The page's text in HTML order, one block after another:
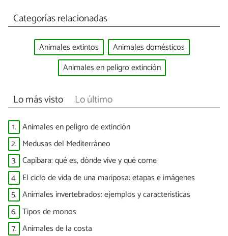
Categorías relacionadas
Animales extintos
Animales domésticos
Animales en peligro extinción
Lo más visto Lo último
1. Animales en peligro de extinción
2. Medusas del Mediterráneo
3. Capibara: qué es, dónde vive y qué come
4. El ciclo de vida de una mariposa: etapas e imágenes
5. Animales invertebrados: ejemplos y características
6. Tipos de monos
7. Animales de la costa